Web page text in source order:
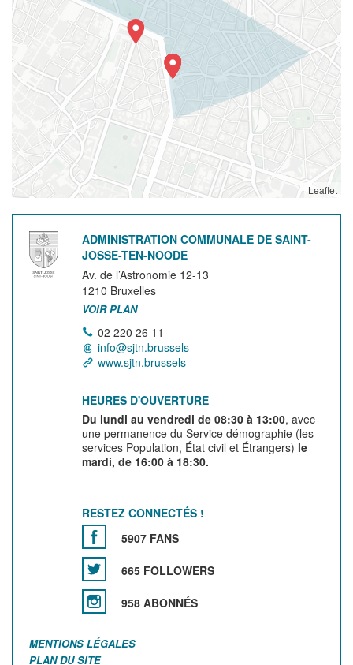
Leaflet
ADMINISTRATION COMMUNALE DE SAINT-
JOSSE-TEN-NOODE
Av. de l’Astronomie 12-13
1210 Bruxelles
VOIR PLAN
02 220 26 11
info@sjtn.brussels
www.sjtn.brussels
HEURES D'OUVERTURE
Du lundi au vendredi de 08:30 à 13:00, avec
une permanence du Service démographie (les
services Population, État civil et Étrangers) le
mardi, de 16:00 à 18:30.
RESTEZ CONNECTÉS !
5907 FANS
665 FOLLOWERS
958 ABONNÉS
MENTIONS LÉGALES
PLAN DU SITE